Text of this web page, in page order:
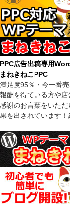
PPC広告出稿専用
まねきねこPPC
満足度95％・今一番
報酬を得ている方や
感謝のお言葉をいた
果を出されています！